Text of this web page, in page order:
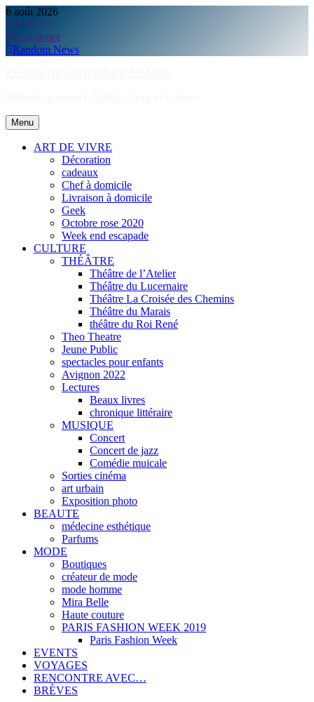
Skip
to
content
6 août 2026
Newsletter
Random News
Menu
ART DE VIVRE
Décoration
cadeaux
Chef à domicile
Livraison à domicile
Geek
Octobre rose 2020
Week end escapade
CULTURE
THÉÂTRE
Théâtre de l’Atelier
Théâtre du Lucernaire
Théâtre La Croisée des Chemins
Théâtre du Marais
théâtre du Roi René
Theo Theatre
Jeune Public
spectacles pour enfants
Avignon 2022
Lectures
Beaux livres
chronique littéraire
MUSIQUE
Concert
Concert de jazz
Comédie muicale
Sorties cinéma
art urbain
Exposition photo
BEAUTE
médecine esthétique
Parfums
MODE
Boutiques
créateur de mode
mode homme
Mira Belle
Haute couture
PARIS FASHION WEEK 2019
Paris Fashion Week
EVENTS
VOYAGES
RENCONTRE AVEC…
BRÈVES